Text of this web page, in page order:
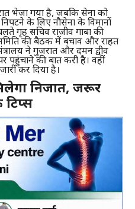
भेजा गया है, जबकि सेना को
के लिए नौसेना के विमानों
गृह सचिव राजीव गाबा की
समिति की बैठक में बचाव और राहत
ने गुजरात और दमन द्वीव
पहुंचाने की बात करी है। वहीं
कर दिया है।
निजात, जरूर